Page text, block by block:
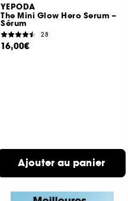
YEPODA
The Mini Glow Hero Serum –
Sérum
28
16,00€
Ajouter au panier